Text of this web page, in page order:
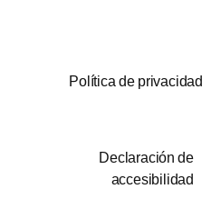
Política de privacidad
Declaración de
accesibilidad